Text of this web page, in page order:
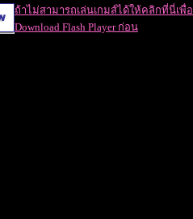
ถ้าไม่สามารถเล่นเกมส์ได้ให้คลิกที่นี่เพื่อ
Download Flash Player ก่อน